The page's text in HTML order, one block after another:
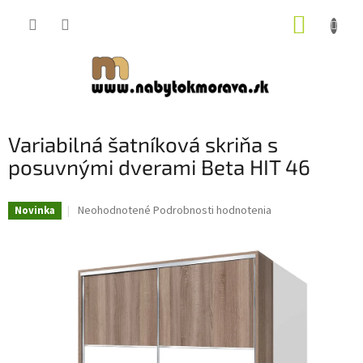
Variabilná šatníková skriňa s
posuvnými dverami Beta HIT 46
Novinka
Priemerné
0,0
z
Neohodnotené Podrobnosti hodnotenia